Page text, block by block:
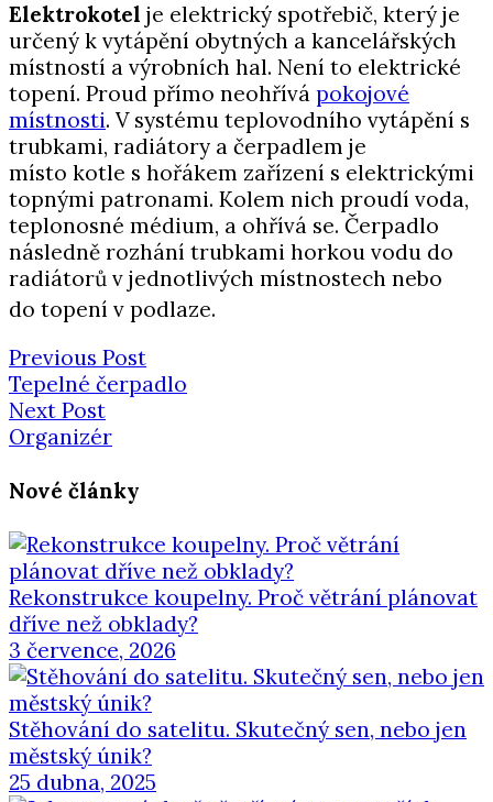
Elektrokotel je elektrický spotřebič, který je
určený k vytápění obytných a kancelářských
místností a výrobních hal. Není to elektrické
topení. Proud přímo neohřívá pokojové
místnosti. V systému teplovodního vytápění s
trubkami, radiátory a čerpadlem je
místo kotle s hořákem zařízení s elektrickými
topnými patronami. Kolem nich proudí voda,
teplonosné médium, a ohřívá se. Čerpadlo
následně rozhání trubkami horkou vodu do
radiátorů v jednotlivých místnostech nebo
do topení v podlaze.
Previous Post
Tepelné čerpadlo
Next Post
Organizér
Nové články
Rekonstrukce koupelny. Proč větrání plánovat
dříve než obklady?
3 července, 2026
Stěhování do satelitu. Skutečný sen, nebo jen
městský únik?
25 dubna, 2025